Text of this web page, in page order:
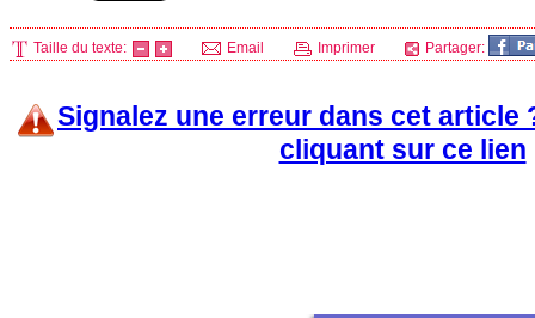
Taille du texte: Email Imprimer Partager:
Signalez une erreur dans cet article
cliquant sur ce lien